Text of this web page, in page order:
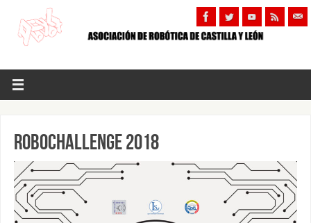
ROBOCHALLENGE 2018